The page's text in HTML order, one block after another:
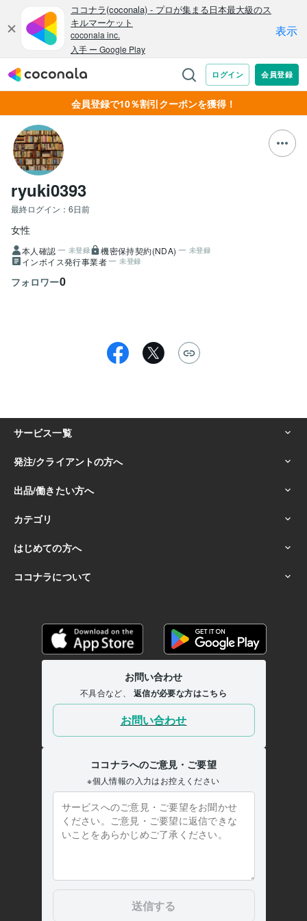
会員登録で10％割引クーポンを獲得！
ryuki0393
最終ログイン： 6日前
女性
本人確認 未登録 機密保持契約(NDA) 未登録
インボイス発行事業者 未登録
フォロワー0